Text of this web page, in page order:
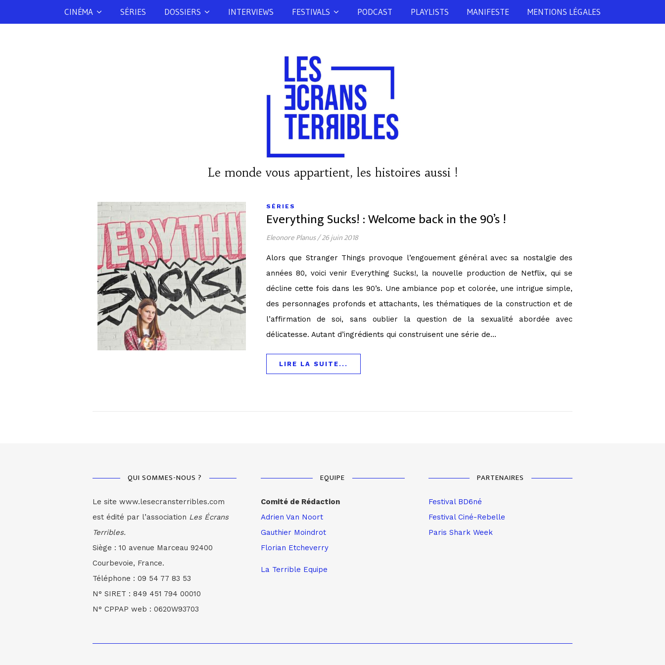
CINÉMA SÉRIES DOSSIERS INTERVIEWS FESTIVALS PODCAST PLAYLISTS MANIFESTE MENTIONS LÉGALES
Le monde vous appartient, les histoires aussi !
SÉRIES
Everything Sucks! : Welcome back in the 90’s !
Eleonore Planus/26 juin 2018
Alors que Stranger Things provoque l’engouement général avec sa nostalgie des
années 80, voici venir Everything Sucks!, la nouvelle production de Netflix, qui se
décline cette fois dans les 90’s. Une ambiance pop et colorée, une intrigue simple,
des personnages profonds et attachants, les thématiques de la construction et de
l’affirmation de soi, sans oublier la question de la sexualité abordée avec
délicatesse. Autant d’ingrédients qui construisent une série de…
LIRE LA SUITE...
QUI SOMMES-NOUS ?
Le site www.lesecransterribles.com
est édité par l’association Les Écrans
Terribles.
Siège : 10 avenue Marceau 92400
Courbevoie, France.
Téléphone : 09 54 77 83 53
N° SIRET : 849 451 794 00010
N° CPPAP web : 0620W93703
EQUIPE
Comité de Rédaction
Adrien Van Noort
Gauthier Moindrot
Florian Etcheverry
La Terrible Equipe
PARTENAIRES
Festival BD6né
Festival Ciné-Rebelle
Paris Shark Week